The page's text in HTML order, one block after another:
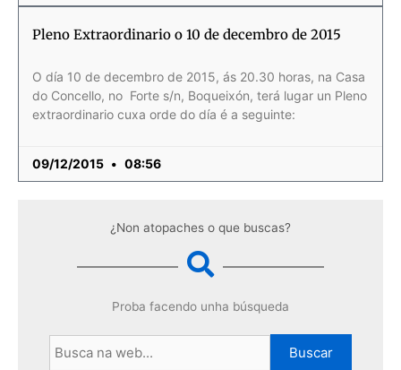
Pleno Extraordinario o 10 de decembro de 2015
O día 10 de decembro de 2015, ás 20.30 horas, na Casa
do Concello, no Forte s/n, Boqueixón, terá lugar un Pleno
extraordinario cuxa orde do día é a seguinte:
09/12/2015 08:56
¿Non atopaches o que buscas?
Proba facendo unha búsqueda
Buscar